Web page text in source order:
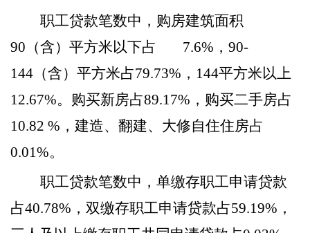
职工贷款笔数中，购房建筑面积
90（含）平方米以下占 7.6%，90-
144（含）平方米占79.73%，144平方米以上
12.67%。购买新房占89.17%，购买二手房占
10.82 %，建造、翻建、大修自住住房占
0.01%。
职工贷款笔数中，单缴存职工申请贷款
占40.78%，双缴存职工申请贷款占59.19%，